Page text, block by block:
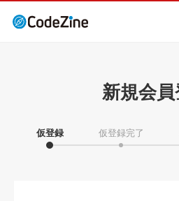
新規会
仮登録 仮登録完了